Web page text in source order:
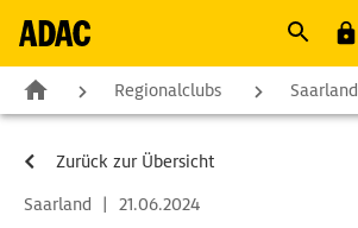
Regionalclubs Saarland
Zurück zur Übersicht
Saarland
| 21.06.2024